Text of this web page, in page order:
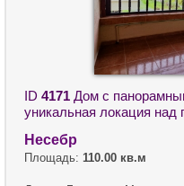
ID 4171 Дом с
уникальная локация над
Несебр
Площадь: 110.00 кв.м